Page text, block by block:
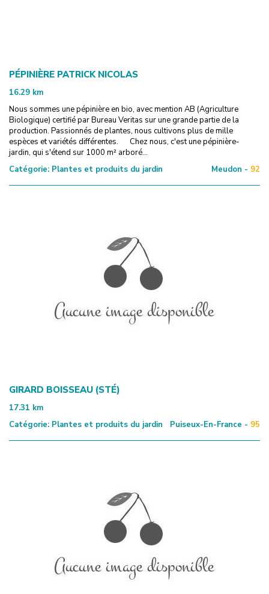
PÉPINIÈRE PATRICK NICOLAS
16.29 km
Nous sommes une pépinière en bio, avec mention AB (Agriculture
Biologique) certifié par Bureau Veritas sur une grande partie de la
production. Passionnés de plantes, nous cultivons plus de mille
espèces et variétés différentes. Chez nous, c'est une pépinière-
jardin, qui s'étend sur 1000 m² arboré...
Catégorie: Plantes et produits du jardin Meudon - 92
GIRARD BOISSEAU (STÉ)
17.31 km
Catégorie: Plantes et produits du jardin Puiseux-En-France - 95